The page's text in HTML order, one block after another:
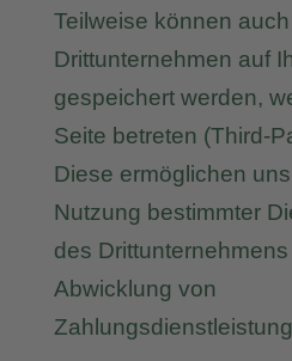
Teilweise können
Drittunternehmen auf
gespeichert werden,
Seite betreten (Third-
Diese ermöglichen
Nutzung bestimmter
des
Abwicklung von